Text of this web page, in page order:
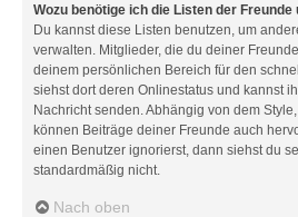
Wozu benötige ich die Listen der
Du kannst diese Listen benutzen, um
verwalten. Mitglieder, die du deiner
deinem persönlichen Bereich für den
siehst dort deren Onlinestatus und kannst
Nachricht senden. Abhängig von dem
können Beiträge deiner Freunde auch
einen Benutzer ignorierst, dann siehst du
standardmäßig nicht.
Nach oben